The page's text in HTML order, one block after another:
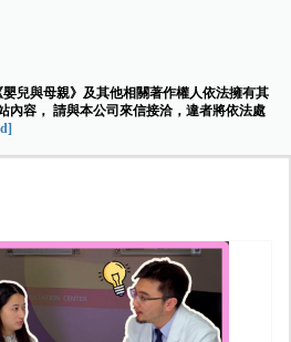
兒與母親》及其他相關著作權人依法擁有其
內容， 請與本公司來信接洽，違者將依法處